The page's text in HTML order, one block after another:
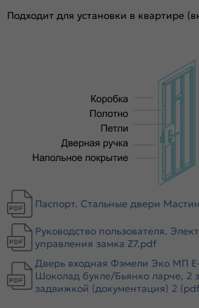
Толщина полотна/коробки, мм:
2 контура:
8 гибов
Утепление:
Базальтовая
Крепление:
Петли:
Верхний замок:
Нижний замок:
Класс замка:
Класс шумоизоляции:
Подходит для установки в квартире
Паспорт. Стальные двери
Руководство пользователя.
управления замка Z7.pdf
Дверь входная Фэмели Эко МП
Шоколад букле/Бьянко ларче, 2
задвижкой (документация) 2